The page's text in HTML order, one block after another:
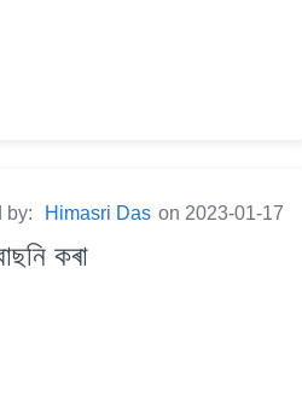
by: Himasri Das on 2023-01-17
কৰা